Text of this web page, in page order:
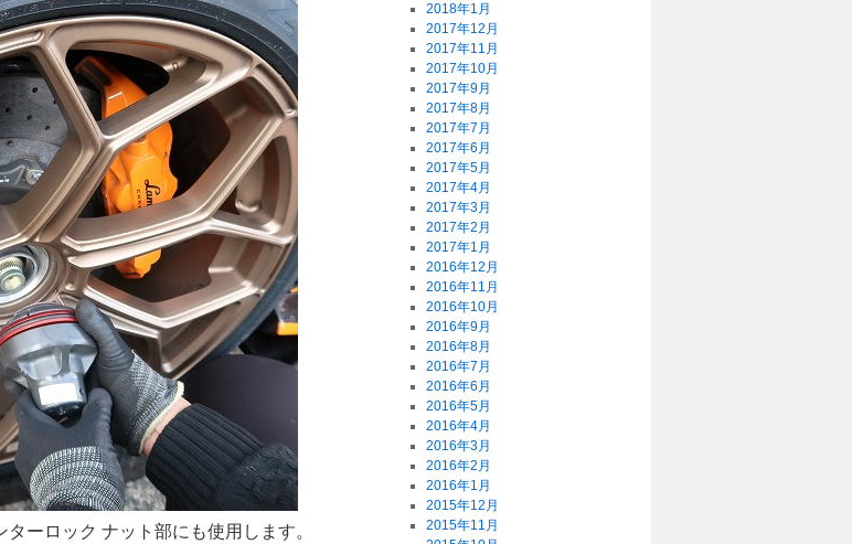
ロック ナット部にも使用します。
2018年1月
2017年12月
2017年11月
2017年10月
2017年9月
2017年8月
2017年7月
2017年6月
2017年5月
2017年4月
2017年3月
2017年2月
2017年1月
2016年12月
2016年11月
2016年10月
2016年9月
2016年8月
2016年7月
2016年6月
2016年5月
2016年4月
2016年3月
2016年2月
2016年1月
2015年12月
2015年11月